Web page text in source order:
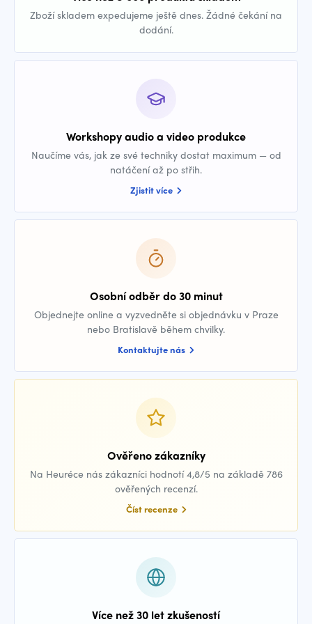
Zboží skladem expedujeme ještě dnes. Žádné čekání na
dodání.
Workshopy audio a video produkce
Naučíme vás, jak ze své techniky dostat maximum — od
natáčení až po střih.
Zjistit více
Osobní odběr do 30 minut
Objednejte online a vyzvedněte si objednávku v Praze
nebo Bratislavě během chvilky.
Kontaktujte nás
Ověřeno zákazníky
Na Heuréce nás zákazníci hodnotí 4,8/5 na základě 786
ověřených recenzí.
Číst recenze
Více než 30 let zkušeností